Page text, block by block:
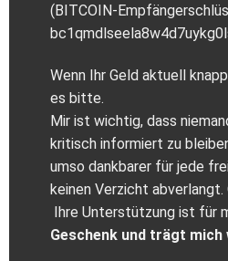
(BITCOIN-
Wenn Ihr Geld aktuell
es bitte.
Mir ist wichtig, dass
kritisch informiert zu
umso dankbarer für jede
keinen Verzicht
Ihre Unterstützung ist für
Geschenk und trägt mich